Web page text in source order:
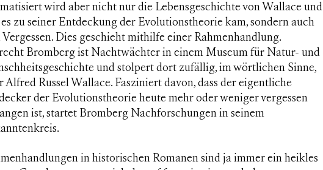
wird aber nicht nur die Lebensgeschichte von Wallace und
zu seiner Entdeckung der Evolutionstheorie kam, sondern auch
Vergessen. Dies geschieht mithilfe einer Rahmenhandlung.
Bromberg ist Nachtwächter in einem Museum für Natur- und
und stolpert dort zufällig, im wörtlichen Sinne,
Alfred Russel Wallace. Fasziniert davon, dass der eigentliche
der Evolutionstheorie heute mehr oder weniger vergessen
ist, startet Bromberg Nachforschungen in seinem
in historischen Romanen sind ja immer ein heikles